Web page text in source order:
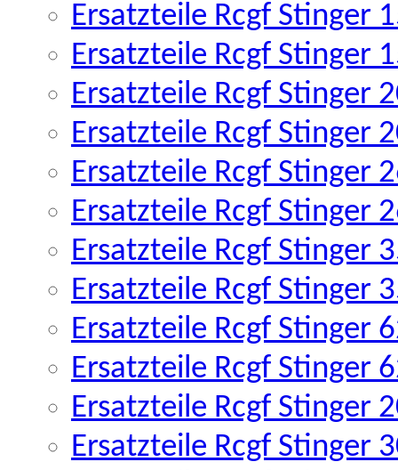
Ersatzteile Rcgf Stinger
Ersatzteile Rcgf Stinger
Ersatzteile Rcgf Stinger
Ersatzteile Rcgf Stinger
Ersatzteile Rcgf Stinger
Ersatzteile Rcgf Stinger
Ersatzteile Rcgf Stinger
Ersatzteile Rcgf Stinger
Ersatzteile Rcgf Stinger
Ersatzteile Rcgf Stinger
Ersatzteile Rcgf Stinger
Ersatzteile Rcgf Stinger